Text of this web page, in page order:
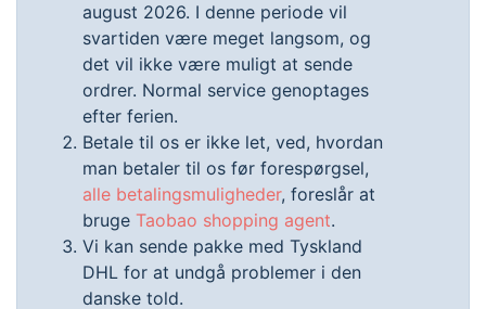
august 2026. I denne periode vil
svartiden være meget langsom, og
det vil ikke være muligt at sende
ordrer. Normal service genoptages
efter ferien.
Betale til os er ikke let, ved, hvordan
man betaler til os før forespørgsel,
alle betalingsmuligheder, foreslår at
bruge Taobao shopping agent.
Vi kan sende pakke med Tyskland
DHL for at undgå problemer i den
danske told.